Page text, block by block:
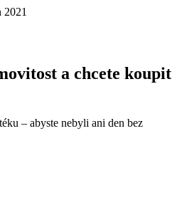
2021
a chcete koupit
– abyste nebyli ani den bez